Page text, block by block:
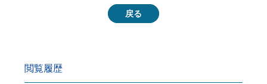
戻る
閲覧履歴